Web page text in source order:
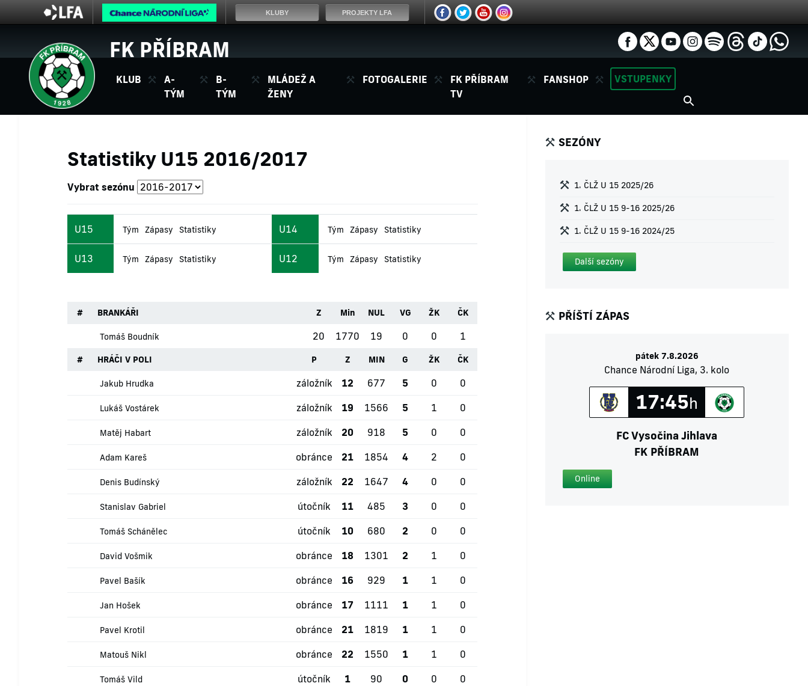
FK PŘÍBRAM
KLUB
A-
TÝM
B-
TÝM
MLÁDEŽ A
ŽENY
FOTOGALERIE
FK PŘÍBRAM
TV
FANSHOP VSTUPENKY
Statistiky U15 2016/2017
Vybrat sezónu
U15 Tým Zápasy Statistiky U14 Tým Zápasy Statistiky
U13 Tým Zápasy Statistiky U12 Tým Zápasy Statistiky
# BRANKÁŘI Z Min NUL VG ŽK ČK
Tomáš Boudník 20 1770 19 0 0 1
# HRÁČI V POLI P Z MIN G ŽK ČK
Jakub Hrudka záložník 12 677 5 0 0
Lukáš Vostárek záložník 19 1566 5 1 0
Matěj Habart záložník 20 918 5 0 0
Adam Kareš obránce 21 1854 4 2 0
Denis Budínský záložník 22 1647 4 0 0
Stanislav Gabriel útočník 11 485 3 0 0
Tomáš Schánělec útočník 10 680 2 0 0
David Vošmik obránce 18 1301 2 1 0
Pavel Bašík obránce 16 929 1 1 0
Jan Hošek obránce 17 1111 1 1 0
Pavel Krotil obránce 21 1819 1 1 0
Matouš Nikl obránce 22 1550 1 1 0
Tomáš Vild útočník 1 90 0 0 0
SEZÓNY
1. ČLŽ U 15 2025/26
1. ČLŽ U 15 9-16 2025/26
1. ČLŽ U 15 9-16 2024/25
Další sezóny
PŘÍŠTÍ ZÁPAS
pátek 7.8.2026
Chance Národní Liga, 3. kolo
17:45h
FC Vysočina Jihlava
FK PŘÍBRAM
Online
KLUBY PROJEKTY LFA